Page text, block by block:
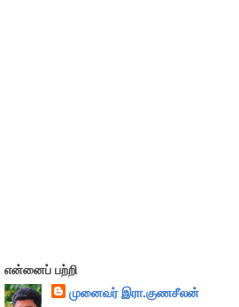
என்னைப் பற்றி
முனைவர் இரா.குணசீலன்